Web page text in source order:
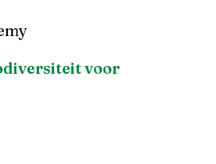
voor